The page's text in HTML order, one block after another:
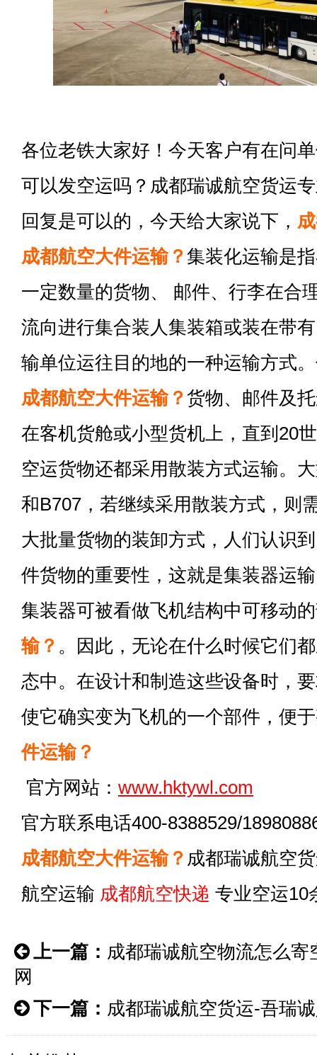
各位老铁大家好！今天客户有在问
可以发空运吗？成都瑞诚航空货运
回复是可以的，今天给大家说下，
成都航空大件运输？ 集装化运输是
一定数量的货物、 邮件、行李在合
流向进行集合装人集装箱或装在带
输单位运往目的地的一种运输方式
成都航空大件运输？ 货物、邮件及
在客机货舱或小型货机上，直到20
空运货物还都采用散装方式运输。
和B707，若继续采用散装方式，则
大批量货物的装卸方式，人们认识
件货物的重要性，这就是集装器运
集装器可被看做飞机结构中可移动
输？ 。因此，无论在什么时候它们
态中。在设计和制造这些设备时，
使它确实变为飞机的一个部件，便
件运输？
官方网站： www.hktywl.com
官方联系电话400-8388529/
成都航空大件运输？ 成都瑞诚航空
航空运输 成都航空快递 专业空运10
上一篇： 成都瑞诚航空物流怎么
网
下一篇： 成都瑞诚航空货运-吾瑞